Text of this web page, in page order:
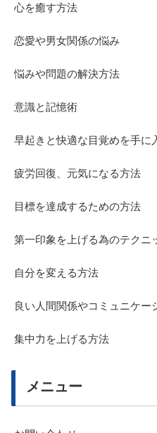
心を癒す方法
恋愛や男女関係の悩み
悩みや問題の解決方法
意識と記憶術
早起きと快適な目覚めを手に
疲労回復、元気になる方法
目標を達成するための方法
第一印象を上げる為のテクニ
自分を変える方法
良い人間関係やコミュニケー
集中力を上げる方法
メニュー